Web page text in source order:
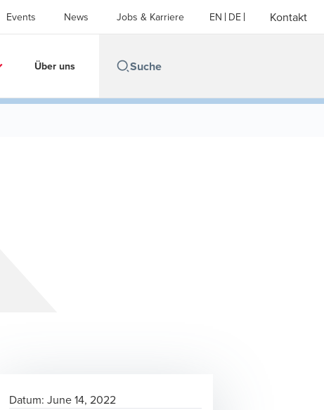
Events News Jobs & Karriere EN DE Kontakt
Über uns
Datum: June 14, 2022